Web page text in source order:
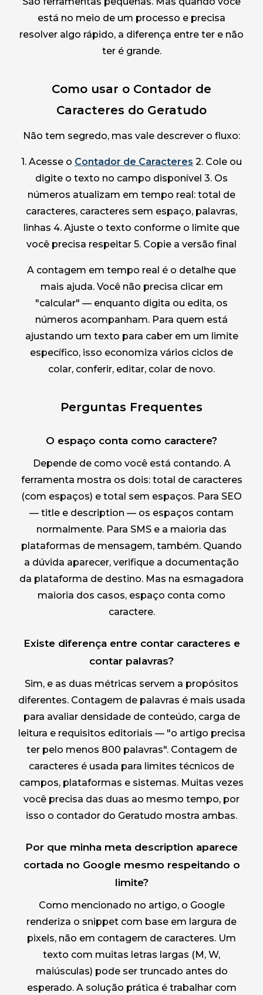
está no meio de um processo e precisa
resolver algo rápido, a diferença entre ter e não
ter é grande.
Como usar o Contador de
Caracteres do Geratudo
Não tem segredo, mas vale descrever o fluxo:
1. Acesse o Contador de Caracteres 2. Cole ou
digite o texto no campo disponível 3. Os
números atualizam em tempo real: total de
caracteres, caracteres sem espaço, palavras,
linhas 4. Ajuste o texto conforme o limite que
você precisa respeitar 5. Copie a versão final
A contagem em tempo real é o detalhe que
mais ajuda. Você não precisa clicar em
"calcular" — enquanto digita ou edita, os
números acompanham. Para quem está
ajustando um texto para caber em um limite
específico, isso economiza vários ciclos de
colar, conferir, editar, colar de novo.
Perguntas Frequentes
O espaço conta como caractere?
Depende de como você está contando. A
ferramenta mostra os dois: total de caracteres
(com espaços) e total sem espaços. Para SEO
— title e description — os espaços contam
normalmente. Para SMS e a maioria das
plataformas de mensagem, também. Quando
a dúvida aparecer, verifique a documentação
da plataforma de destino. Mas na esmagadora
maioria dos casos, espaço conta como
caractere.
Existe diferença entre contar caracteres e
contar palavras?
Sim, e as duas métricas servem a propósitos
diferentes. Contagem de palavras é mais usada
para avaliar densidade de conteúdo, carga de
leitura e requisitos editoriais — "o artigo precisa
ter pelo menos 800 palavras". Contagem de
caracteres é usada para limites técnicos de
campos, plataformas e sistemas. Muitas vezes
você precisa das duas ao mesmo tempo, por
isso o contador do Geratudo mostra ambas.
Por que minha meta description aparece
cortada no Google mesmo respeitando o
limite?
Como mencionado no artigo, o Google
renderiza o snippet com base em largura de
pixels, não em contagem de caracteres. Um
texto com muitas letras largas (M, W,
maiúsculas) pode ser truncado antes do
esperado. A solução prática é trabalhar com